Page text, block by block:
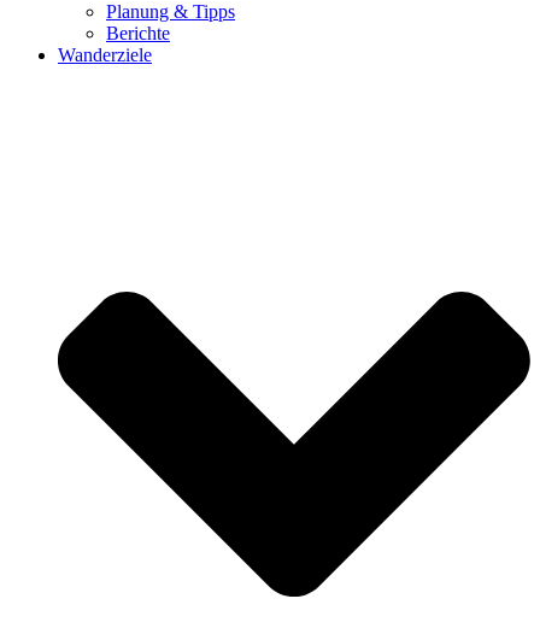
Planung & Tipps
Berichte
Wanderziele